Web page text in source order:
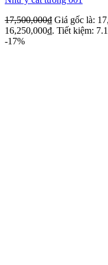
17,500,000₫ Giá gốc là:
16,250,000₫. Tiết kiệm:
-17%